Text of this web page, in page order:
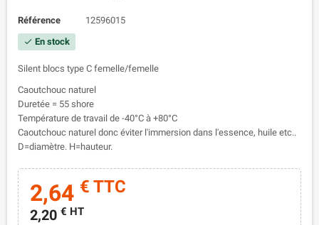
Référence 12596015
check En stock
Silent blocs type C femelle/femelle
Caoutchouc naturel
Duretée = 55 shore
Température de travail de -40°C à +80°C
Caoutchouc naturel donc éviter l'immersion dans l'essence, huile etc..
D=diamètre. H=hauteur.
2,64 € TTC
2,20 € HT